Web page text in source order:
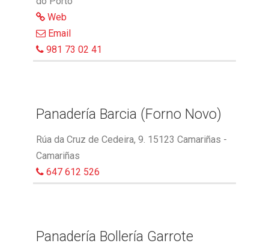
Web
Email
981 73 02 41
Panadería Barcia (Forno Novo)
Rúa da Cruz de Cedeira, 9. 15123 Camariñas -
Camariñas
647 612 526
Panadería Bollería Garrote